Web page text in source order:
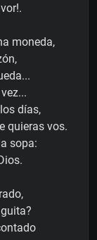
moneda,
días,
quieras vos.
sopa: